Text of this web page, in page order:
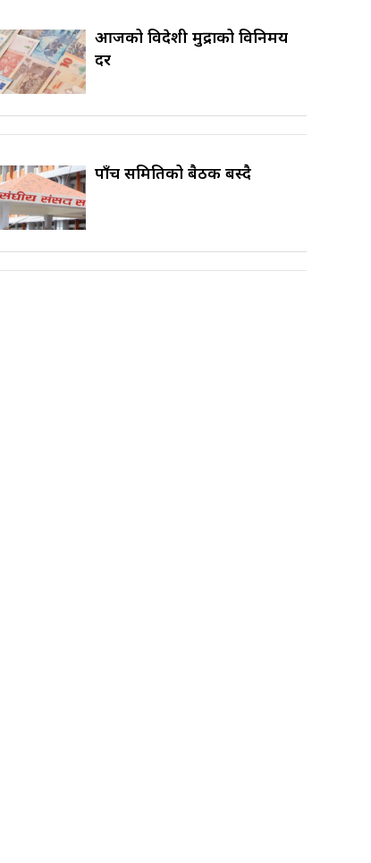
आजको विदेशी मुद्राको विनिमय
दर
पाँच समितिको बैठक बस्दै